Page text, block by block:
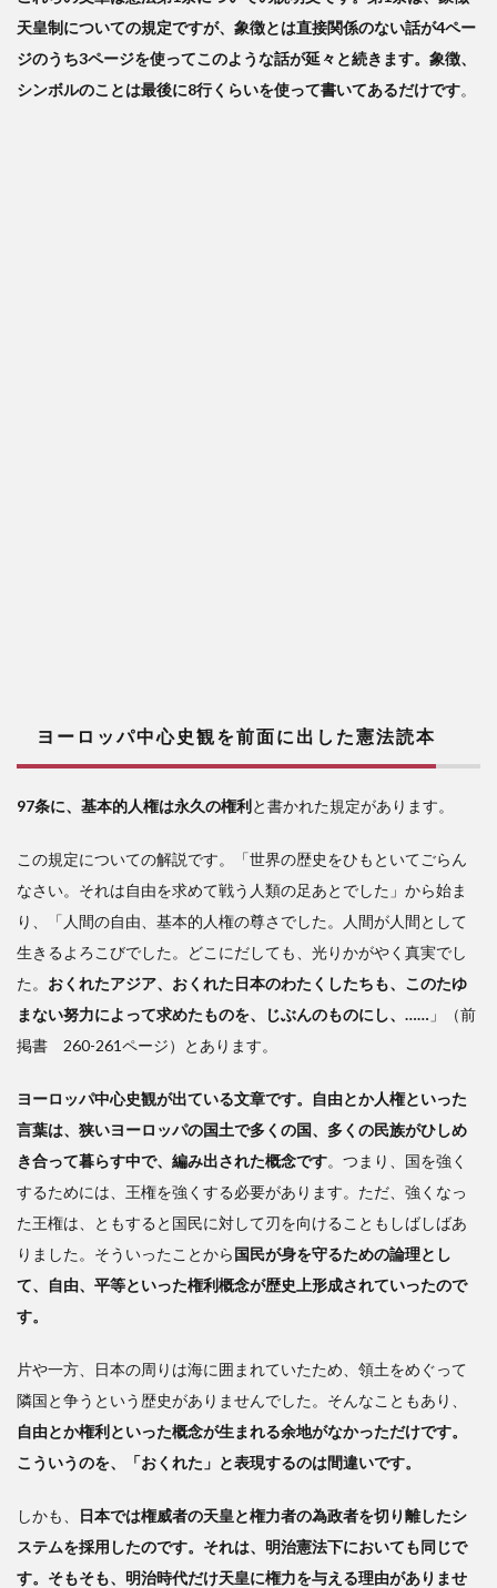
天皇制についての規定ですが、象徴とは直接関係のない話が4ペー
ジのうち3ページを使ってこのような話が延々と続きます。象徴、
シンボルのことは最後に8行くらいを使って書いてあるだけです。
ヨーロッパ中心史観を前面に出した憲法読本
97条に、基本的人権は永久の権利と書かれた規定があります。
この規定についての解説です。「世界の歴史をひもといてごらん
なさい。それは自由を求めて戦う人類の足あとでした」から始ま
り、「人間の自由、基本的人権の尊さでした。人間が人間として
生きるよろこびでした。どこにだしても、光りかがやく真実でし
た。 おくれたアジア、おくれた日本のわたくしたちも、このたゆ
まない努力によって求めたものを、じぶんのものにし、…… 」（前
掲書 260-261ページ）とあります。
ヨーロッパ中心史観が出ている文章です。自由とか人権といった
言葉は、狭いヨーロッパの国土で多くの国、多くの民族がひしめ
き合って暮らす中で、編み出された概念です。つまり、国を強く
するためには、王権を強くする必要があります。ただ、強くなっ
た王権は、ともすると国民に対して刃を向けることもしばしばあ
りました。そういったことから国民が身を守るための論理とし
て、自由、平等といった権利概念が歴史上形成されていったので
す。
片や一方、日本の周りは海に囲まれていたため、領土をめぐって
隣国と争うという歴史がありませんでした。そんなこともあり、
自由とか権利といった概念が生まれる余地がなかっただけです。
こういうのを、「おくれた」と表現するのは間違いです。
しかも、
日本では権威者の天皇と権力者の為政者を切り離したシ
ステムを採用したのです。それは、明治憲法下においても同じで
す。そもそも、明治時代だけ天皇に権力を与える理由がありませ